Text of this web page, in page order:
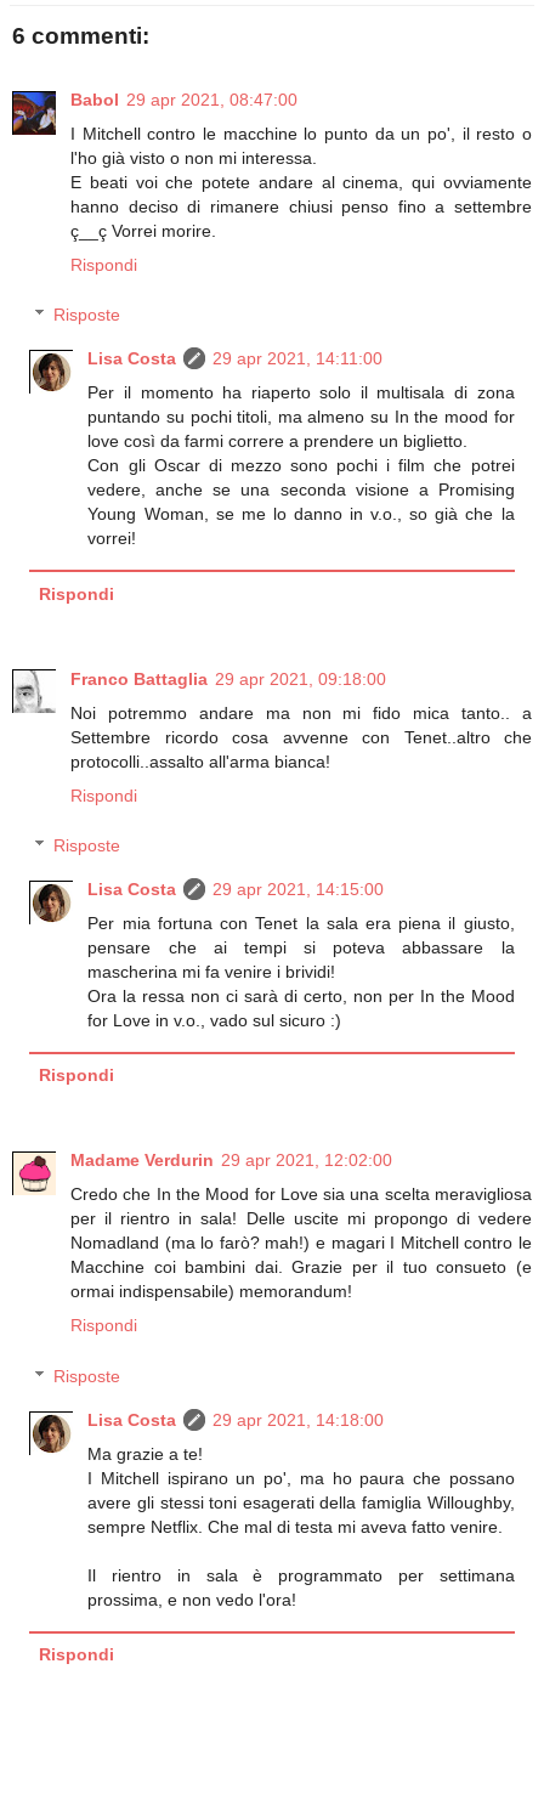
6 commenti:
Babol 29 apr 2021, 08:47:00
I Mitchell contro le macchine lo punto da un po', il resto o
l'ho già visto o non mi interessa.
E beati voi che potete andare al cinema, qui ovviamente
hanno deciso di rimanere chiusi penso fino a settembre
ç__ç Vorrei morire.
Rispondi
Risposte
Lisa Costa
29 apr 2021, 14:11:00
Per il momento ha riaperto solo il multisala di zona
puntando su pochi titoli, ma almeno su In the mood for
love così da farmi correre a prendere un biglietto.
Con gli Oscar di mezzo sono pochi i film che potrei
vedere, anche se una seconda visione a Promising
Young Woman, se me lo danno in v.o., so già che la
vorrei!
Rispondi
Franco Battaglia 29 apr 2021, 09:18:00
Noi potremmo andare ma non mi fido mica tanto.. a
Settembre ricordo cosa avvenne con Tenet..altro che
protocolli..assalto all'arma bianca!
Rispondi
Risposte
Lisa Costa
29 apr 2021, 14:15:00
Per mia fortuna con Tenet la sala era piena il giusto,
pensare che ai tempi si poteva abbassare la
mascherina mi fa venire i brividi!
Ora la ressa non ci sarà di certo, non per In the Mood
for Love in v.o., vado sul sicuro :)
Rispondi
Madame Verdurin 29 apr 2021, 12:02:00
Credo che In the Mood for Love sia una scelta meravigliosa
per il rientro in sala! Delle uscite mi propongo di vedere
Nomadland (ma lo farò? mah!) e magari I Mitchell contro le
Macchine coi bambini dai. Grazie per il tuo consueto (e
ormai indispensabile) memorandum!
Rispondi
Risposte
Lisa Costa
29 apr 2021, 14:18:00
Ma grazie a te!
I Mitchell ispirano un po', ma ho paura che possano
avere gli stessi toni esagerati della famiglia Willoughby,
sempre Netflix. Che mal di testa mi aveva fatto venire.
Il rientro in sala è programmato per settimana
prossima, e non vedo l'ora!
Rispondi